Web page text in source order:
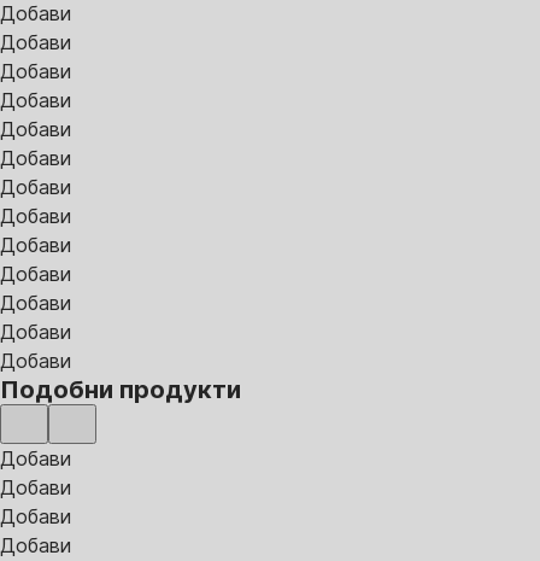
Добави
Добави
Добави
Добави
Добави
Добави
Добави
Добави
Добави
Добави
Добави
Добави
Добави
Подобни продукти
Добави
Добави
Добави
Добави